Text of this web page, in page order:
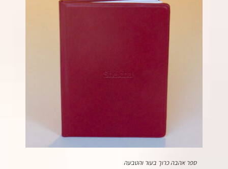
ספר אהבה כרוך בעור והטבעה